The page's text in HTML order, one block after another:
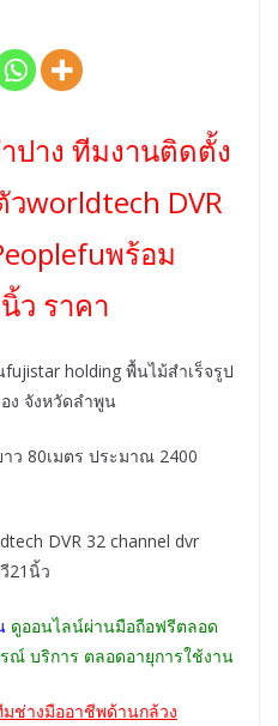
ปาง ทีมงานติดตั้ง
worldtech DVR
พร้อม
ว ราคา
holding พื้นไม้สำเร็จรูป
ง จังหวัดลำพูน
ว 80เมตร ประมาณ 2400
DVR 32 channel dvr
21นิ้ว
ดูออนไลน์ผ่านมือถือฟรีตลอด
ณ์ บริการ ตลอดอายุการใช้งาน
ช่างมืออาชีพด้านกล้วง